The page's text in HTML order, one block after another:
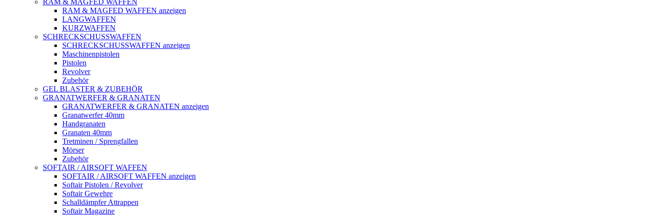
RAM & MAGFED WAFFEN
RAM & MAGFED WAFFEN anzeigen
LANGWAFFEN
KURZWAFFEN
SCHRECKSCHUSSWAFFEN
SCHRECKSCHUSSWAFFEN anzeigen
Maschinenpistolen
Pistolen
Revolver
Zubehör
GEL BLASTER & ZUBEHÖR
GRANATWERFER & GRANATEN
GRANATWERFER & GRANATEN anzeigen
Granatwerfer 40mm
Handgranaten
Granaten 40mm
Tretminen / Sprengfallen
Mörser
Zubehör
SOFTAIR / AIRSOFT WAFFEN
SOFTAIR / AIRSOFT WAFFEN anzeigen
Softair Pistolen / Revolver
Softair Gewehre
Schalldämpfer Attrappen
Softair Magazine